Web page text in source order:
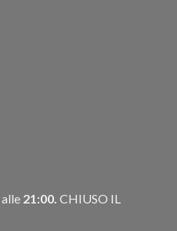
alle 21:00. CHIUSO IL